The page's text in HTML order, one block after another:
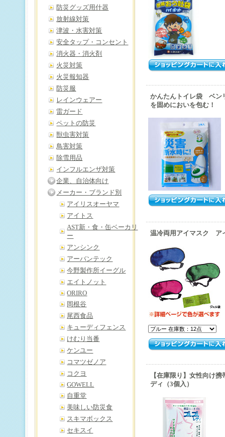
かんたんトイレ袋 ベン
を固めにおいを包む！
温冷両用アイマスク ア
【在庫限り】女性向け
ディ（3個入）
防災グッズ用什器
放射線対策
津波・水害対策
安全タップ・コンセント
消火器・消火剤
火災対策
火災報知器
防災服
レインウェアー
雷ガード
ペットの防災
獣虫害対策
鳥害対策
除雪用品
インフルエンザ対策
企業、自治体向け
メーカー・ブランド別
アイリスオーヤマ
アイトス
AST新・食・缶ベーカリ
ー
アンシンク
アーバンテック
今野製作所イーグル
エイトノット
ORIRO
岡根谷
尾西食品
キューディフェンス
けむり当番
ケンユー
コマツゼノア
コクヨ
GOWELL
自重堂
美味しい防災食
スキマボックス
セキスイ